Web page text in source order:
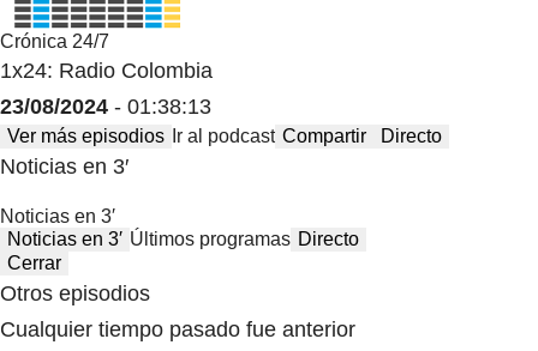
Crónica 24/7
1x24: Radio Colombia
23/08/2024 - 01:38:13
Ver más episodios Ir al podcast Compartir Directo
Noticias en 3′
Noticias en 3′
Noticias en 3′ Últimos programas Directo
Cerrar
Otros episodios
Cualquier tiempo pasado fue anterior